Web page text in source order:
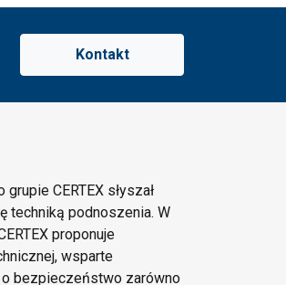
Kontakt
CERTEX słyszał
techniką podnoszenia. W
proponuje
wsparte
bezpieczeństwo zarówno